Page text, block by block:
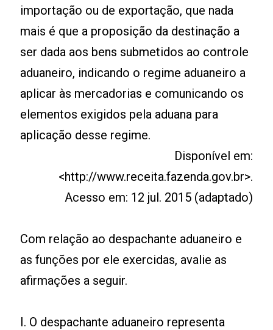
importação ou de exportação, que nada
mais é que a proposição da destinação a
ser dada aos bens submetidos ao controle
aduaneiro, indicando o regime aduaneiro a
aplicar às mercadorias e comunicando os
elementos exigidos pela aduana para
aplicação desse regime.
Disponível em:
<http://www.receita.fazenda.gov.br>.
Acesso em: 12 jul. 2015 (adaptado)
Com relação ao despachante aduaneiro e
as funções por ele exercidas, avalie as
afirmações a seguir.
I. O despachante aduaneiro representa